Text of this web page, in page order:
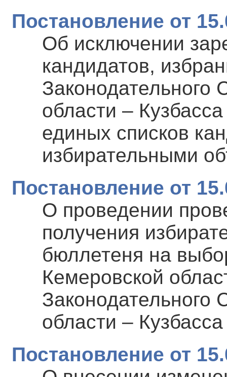
Постановление от
Об исключении
кандидатов,
Законодательного
области –
единых списков
избирательными
Постановление от
О проведении
получения
бюллетеня на
Кемеровской
Законодательного
области –
Постановление от